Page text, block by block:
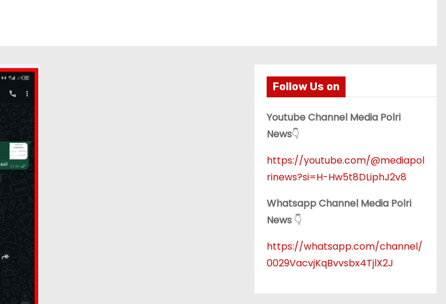
Follow Us on
Youtube Channel Media Polri
News👇
https://youtube.com/@mediapol
rinews?si=H-Hw5t8DLiphJ2v8
Whatsapp Channel Media Polri
News 👇
https://whatsapp.com/channel/
0029VacvjKqBvvsbx4TjlX2J